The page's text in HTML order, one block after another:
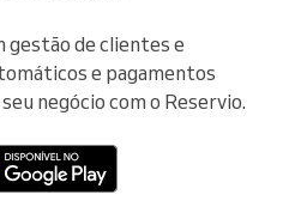
gestão de clientes e
e pagamentos
negócio com o Reservio.